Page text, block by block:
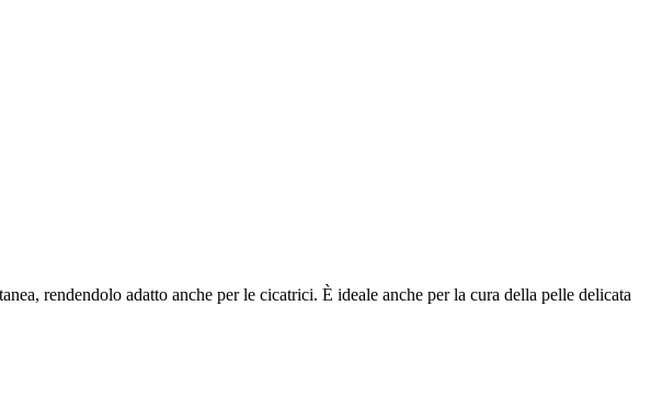
rendendolo adatto anche per le cicatrici. È ideale anche per la cura della pelle delicata